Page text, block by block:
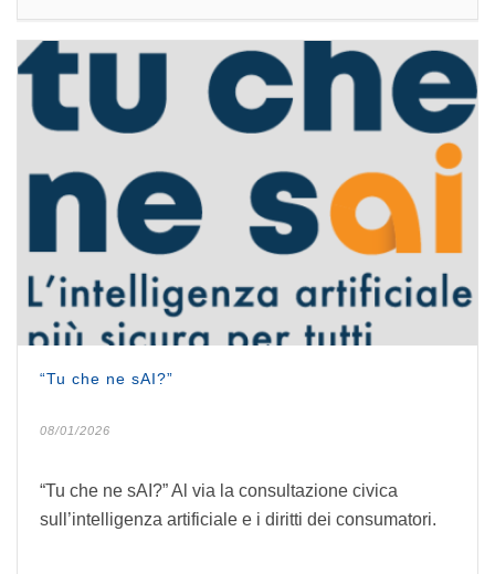
“Tu che ne sAI?”
08/01/2026
“Tu che ne sAI?” Al via la consultazione civica
sull’intelligenza artificiale e i diritti dei consumatori.